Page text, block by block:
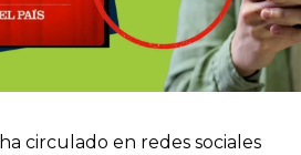
circulado en redes sociales